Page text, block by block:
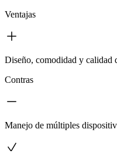
Ventajas
Diseño, comodidad y calidad
Contras
Manejo de múltiples